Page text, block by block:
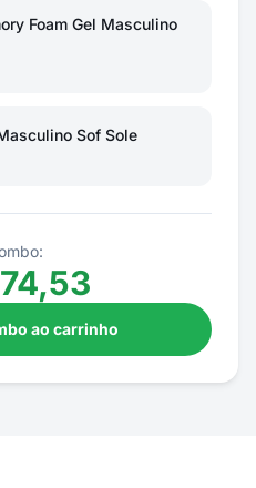
Foam Gel Masculino
Sof Sole
ao carrinho